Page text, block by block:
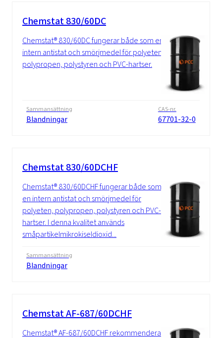
Chemstat 830/60DC
Chemstat® 830/60DC fungerar både som en
intern antistat och smörjmedel för polyeten,
polypropen, polystyren och PVC-hartser.
Sammansättning
Blandningar
CAS-nr.
67701-32-0
Chemstat 830/60DCHF
Chemstat® 830/60DCHF fungerar både som
en intern antistat och smörjmedel för
polyeten, polypropen, polystyren och PVC-
hartser. I denna kvalitet används
småpartikelmikrokiseldioxid...
Sammansättning
Blandningar
Chemstat AF-687/60DCHF
Chemstat® AF-687/60DCHF rekommenderas